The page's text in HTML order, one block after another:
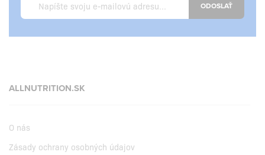
ODOSLAŤ
ALLNUTRITION.SK
O nás
Zásady ochrany osobných údajov